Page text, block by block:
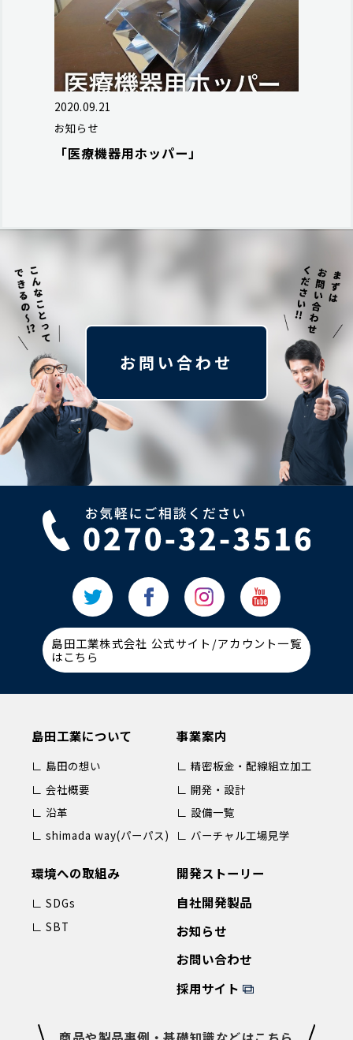
2020.09.21
お知らせ
「医療機器用ホッパー」
お問い合わせ
島田工業株式会社 公式サイト/アカウント一覧
はこちら
島田工業について
∟ 島田の想い
∟ 会社概要
∟ 沿革
∟ shimada way(パーパス)
事業案内
∟ 精密板金・配線組立加工
∟ 開発・設計
∟ 設備一覧
∟ バーチャル工場見学
環境への取組み
∟ SDGs
∟ SBT
開発ストーリー
自社開発製品
お知らせ
お問い合わせ
採用サイト